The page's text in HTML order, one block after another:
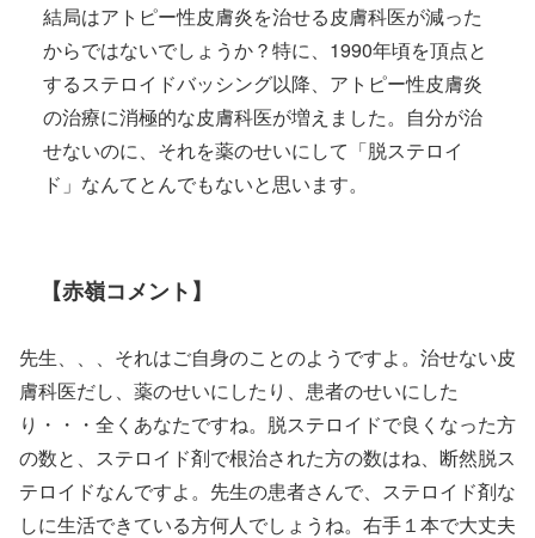
結局はアトピー性皮膚炎を治せる皮膚科医が減った
からではないでしょうか？特に、1990年頃を頂点と
するステロイドバッシング以降、アトピー性皮膚炎
の治療に消極的な皮膚科医が増えました。自分が治
せないのに、それを薬のせいにして「脱ステロイ
ド」なんてとんでもないと思います。
【赤嶺コメント】
先生、、、それはご自身のことのようですよ。治せない皮
膚科医だし、薬のせいにしたり、患者のせいにした
り・・・全くあなたですね。脱ステロイドで良くなった方
の数と、ステロイド剤で根治された方の数はね、断然脱ス
テロイドなんですよ。先生の患者さんで、ステロイド剤な
しに生活できている方何人でしょうね。右手１本で大丈夫